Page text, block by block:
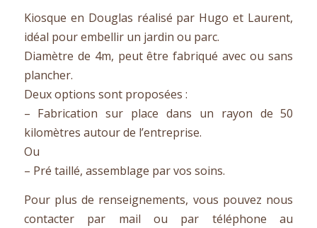
Kiosque en Douglas réalisé par Hugo et Laurent,
idéal pour embellir un jardin ou parc.
Diamètre de 4m, peut être fabriqué avec ou sans
plancher.
Deux options sont proposées :
– Fabrication sur place dans un rayon de 50
kilomètres autour de l’entreprise.
Ou
– Pré taillé, assemblage par vos soins.
Pour plus de renseignements, vous pouvez nous
contacter par mail ou par téléphone au